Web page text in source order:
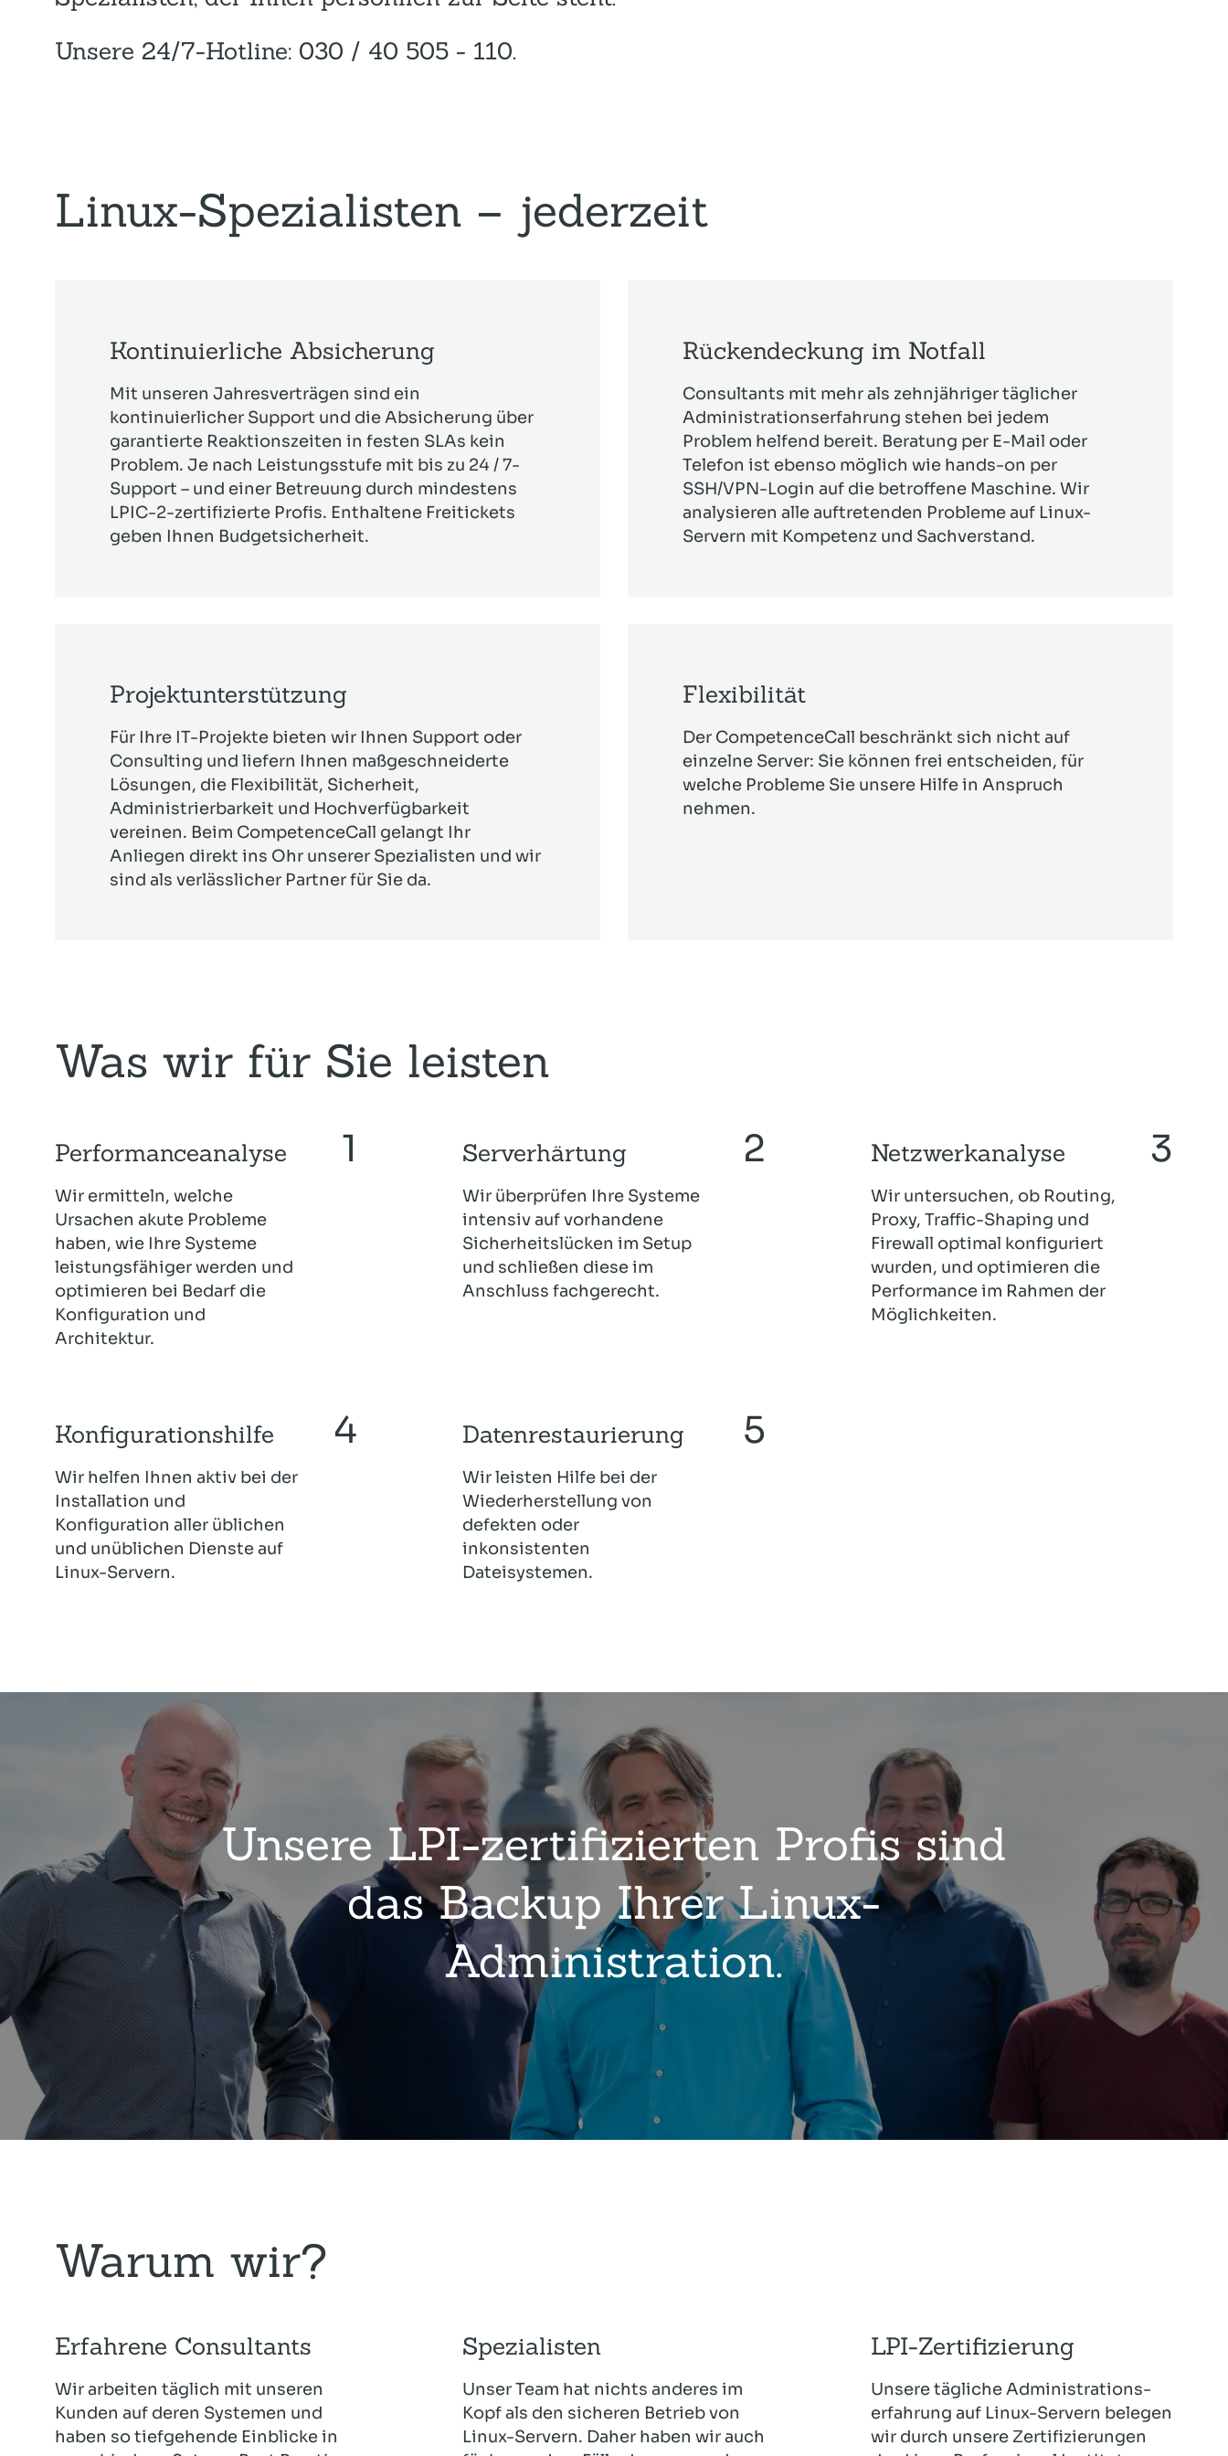
Unsere 24/7-Hotline: 030 / 40 505 - 110.
Linux-Spezialisten – jederzeit
Kontinuierliche Absicherung
Mit unseren Jahresverträgen sind ein
kontinuierlicher Support und die Absicherung über
garantierte Reaktionszeiten in festen SLAs kein
Problem. Je nach Leistungsstufe mit bis zu 24 / 7-
Support – und einer Betreuung durch mindestens
LPIC-2-zertifizierte Profis. Enthaltene Freitickets
geben Ihnen Budgetsicherheit.
Rückendeckung im Notfall
Consultants mit mehr als zehnjähriger täglicher
Administrationserfahrung stehen bei jedem
Problem helfend bereit. Beratung per E-Mail oder
Telefon ist ebenso möglich wie hands-on per
SSH/VPN-Login auf die betroffene Maschine. Wir
analysieren alle auftretenden Probleme auf Linux-
Servern mit Kompetenz und Sachverstand.
Projektunterstützung
Für Ihre IT-Projekte bieten wir Ihnen Support oder
Consulting und liefern Ihnen maßgeschneiderte
Lösungen, die Flexibilität, Sicherheit,
Administrierbarkeit und Hochverfügbarkeit
vereinen. Beim CompetenceCall gelangt Ihr
Anliegen direkt ins Ohr unserer Spezialisten und wir
sind als verlässlicher Partner für Sie da.
Flexibilität
Der CompetenceCall beschränkt sich nicht auf
einzelne Server: Sie können frei entscheiden, für
welche Probleme Sie unsere Hilfe in Anspruch
nehmen.
Was wir für Sie leisten
Performanceanalyse
Wir ermitteln, welche
Ursachen akute Probleme
haben, wie Ihre Systeme
leistungsfähiger werden und
optimieren bei Bedarf die
Konfiguration und
Architektur.
Serverhärtung
Wir überprüfen Ihre Systeme
intensiv auf vorhandene
Sicherheitslücken im Setup
und schließen diese im
Anschluss fachgerecht.
Netzwerkanalyse
Wir untersuchen, ob Routing,
Proxy, Traffic-Shaping und
Firewall optimal konfiguriert
wurden, und optimieren die
Performance im Rahmen der
Möglichkeiten.
Konfigurationshilfe
Wir helfen Ihnen aktiv bei der
Installation und
Konfiguration aller üblichen
und unüblichen Dienste auf
Linux-Servern.
Datenrestaurierung
Wir leisten Hilfe bei der
Wiederherstellung von
defekten oder
inkonsistenten
Dateisystemen.
Unsere LPI-zertifizierten Profis sind
das Backup Ihrer Linux-
Administration.
Warum wir?
Erfahrene Consultants
Wir arbeiten täglich mit unseren
Kunden auf deren Systemen und
haben so tiefgehende Einblicke in
Spezialisten
Unser Team hat nichts anderes im
Kopf als den sicheren Betrieb von
Linux-Servern. Daher haben wir auch
LPI-Zertifizierung
Unsere tägliche Administrations­
erfahrung auf Linux-Servern belegen
wir durch unsere Zertifizierungen